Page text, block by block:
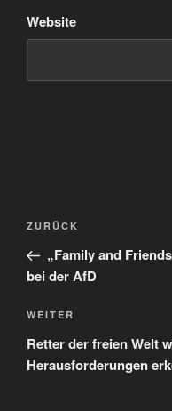
Website
Beitragsnavigation
Vorheriger
Beitrag
ZURÜCK
„Family and
bei der AfD
Nächster
Beitrag
WEITER
Retter der freien Welt
Herausforderungen